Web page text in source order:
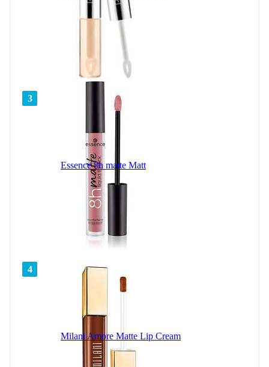
3
Essence 8h matte Matt
4
Milani Amore Matte Lip Cream